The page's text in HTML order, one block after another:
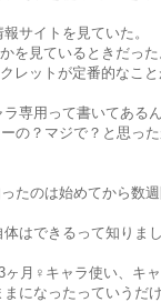
サイトを見ていた。
を見ているときだっ
レットが定番的なこ
専用って書いてある
の？マジで？と思っ
たのは始めてから数
はできるって知りま
ヶ月♀キャラ使い、キ
まになったっていうだ